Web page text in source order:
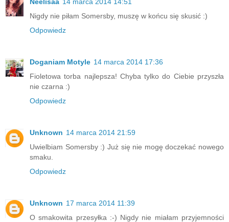
Nigdy nie piłam Somersby, muszę w końcu się skusić :)
Odpowiedz
Doganiam Motyle 14 marca 2014 17:36
Fioletowa torba najlepsza! Chyba tylko do Ciebie przyszła
nie czarna :)
Odpowiedz
Unknown 14 marca 2014 21:59
Uwielbiam Somersby :) Już się nie mogę doczekać nowego
smaku.
Odpowiedz
Unknown 17 marca 2014 11:39
O smakowita przesyłka :-) Nigdy nie miałam przyjemności